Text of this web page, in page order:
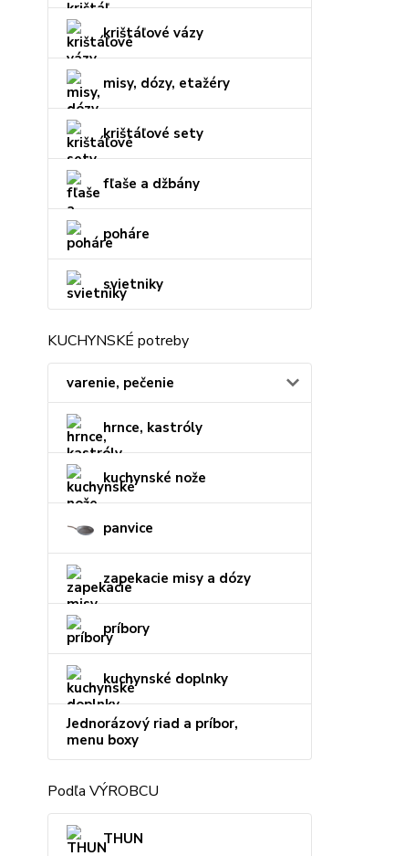
krištáľové vázy
misy, dózy, etažéry
krištáľové sety
fľaše a džbány
poháre
svietniky
KUCHYNSKÉ potreby
varenie, pečenie
hrnce, kastróly
kuchynské nože
panvice
zapekacie misy a dózy
príbory
kuchynské doplnky
Jednorázový riad a príbor,
menu boxy
Podľa VÝROBCU
THUN